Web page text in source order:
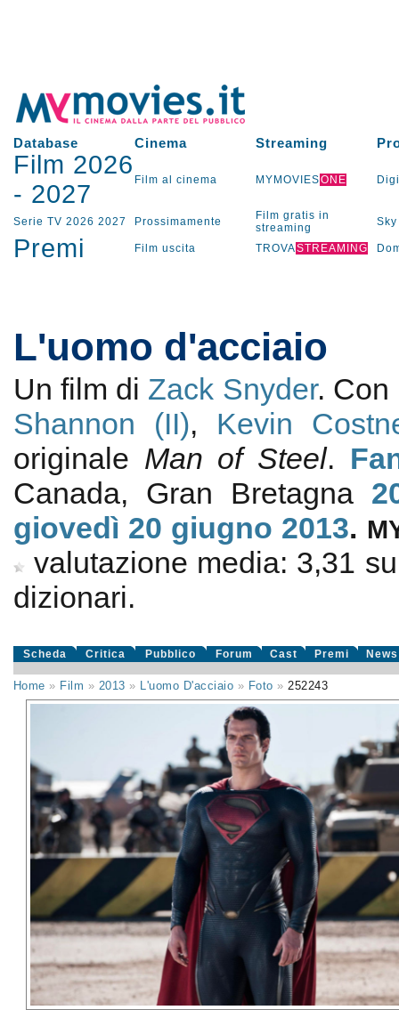
Database Cinema Streaming
Film 2026
- 2027 Film al cinema MYMOVIESONE
Serie TV 2026 2027 Prossimamente
Film gratis in
streaming
Sky
Premi Film uscita TROVASTREAMING
L'uomo d'acciaio
Un film di Zack Snyder. Con
Shannon (II), Kevin
originale Man of Steel.
Canada, Gran Bretagna
giovedì 20 giugno 2013.
valutazione media: 3,31
dizionari.
Scheda Critica Pubblico Forum Cast Premi News
Home » Film » 2013 » L'uomo D'acciaio » Foto »252243